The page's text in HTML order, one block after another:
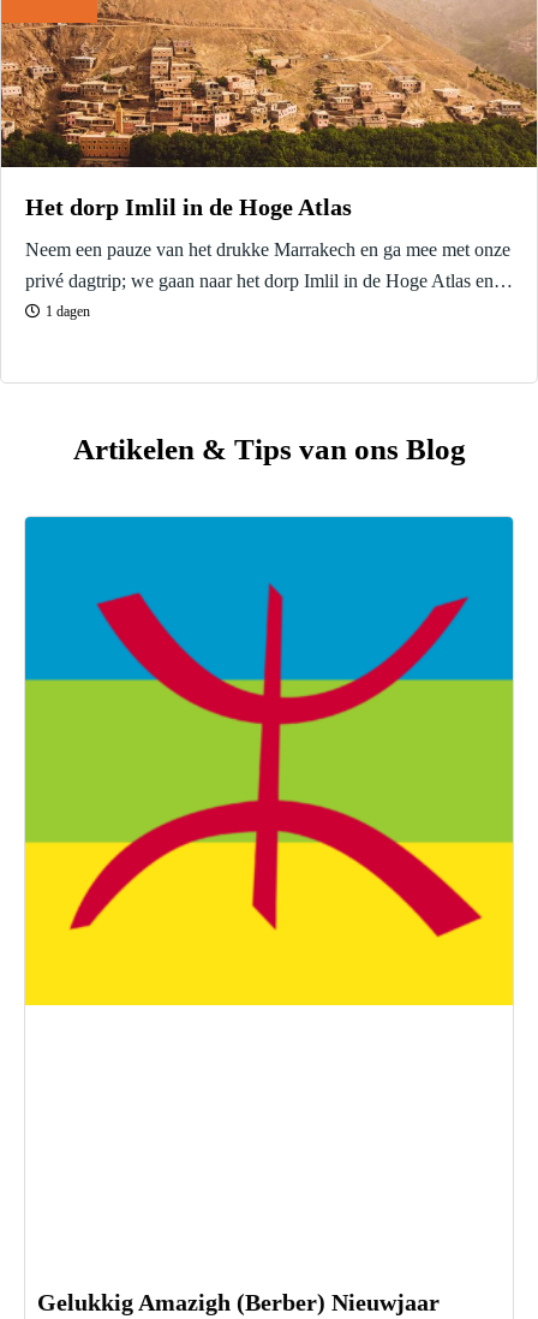
Het dorp Imlil in de Hoge Atlas
Neem een ​​pauze van het drukke Marrakech en ga mee met onze
privé dagtrip; we gaan naar het dorp Imlil in de Hoge Atlas en
daar wandelen in het kalme en ontspannende Hoge
1 dagen
Artikelen & Tips van ons Blog
Gelukkig Amazigh (Berber) Nieuwjaar